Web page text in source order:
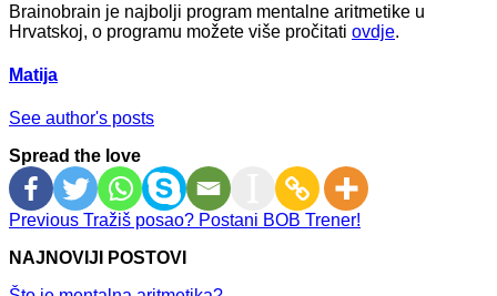
Brainobrain je najbolji program mentalne aritmetike u
Hrvatskoj, o programu možete više pročitati ovdje.
Matija
See author's posts
Spread the love
Continue
Reading
Previous Tražiš posao? Postani BOB Trener!
NAJNOVIJI POSTOVI